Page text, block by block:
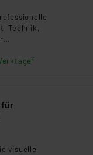
als Land mit
Behörden
für Europäer
der
der Art der
Technik,
für
visuelle